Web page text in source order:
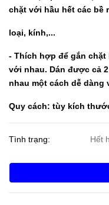
chặt với hầu hết các bề
loại, kính,...
- Thích hợp để gắn chặt
với nhau. Dán được cả
nhau một cách dễ dàng
Quy cách: tùy kích
Tình trạng: Hết